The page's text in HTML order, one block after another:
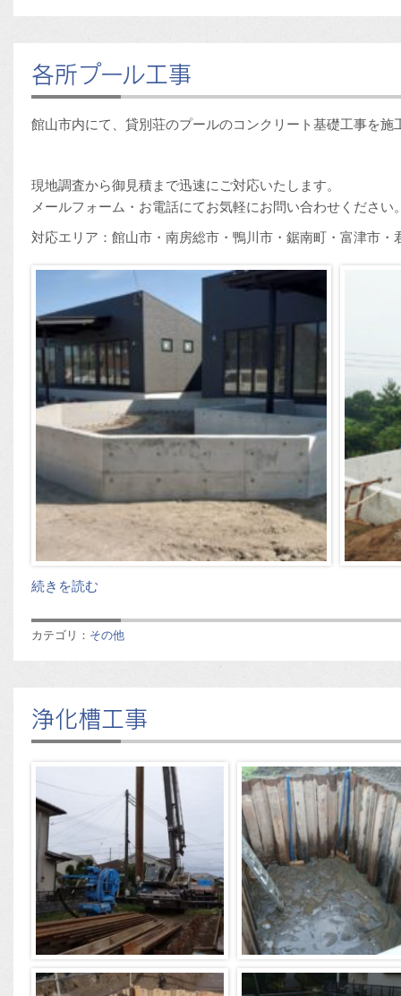
各所プール工事
館山市内にて、貸別荘のプールのコンクリート基礎工事を施
現地調査から御見積まで迅速にご対応いたします。
メールフォーム・お電話にてお気軽にお問い合わせください
対応エリア：館山市・南房総市・鴨川市・鋸南町・富津市・
続きを読む
カテゴリ： その他
浄化槽工事